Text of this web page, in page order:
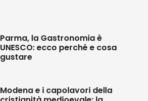
Parma, la Gastronomia è
UNESCO: ecco perché e cosa
gustare
Modena e i capolavori della